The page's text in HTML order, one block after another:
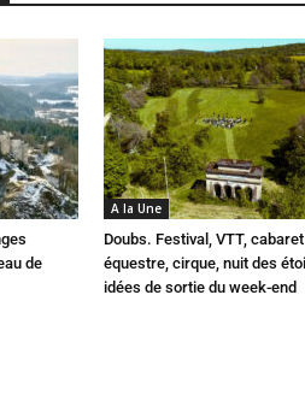
de
A la Une
Doubs. Festival, VTT, cabaret
équestre, cirque, nuit des
idées de sortie du week-end